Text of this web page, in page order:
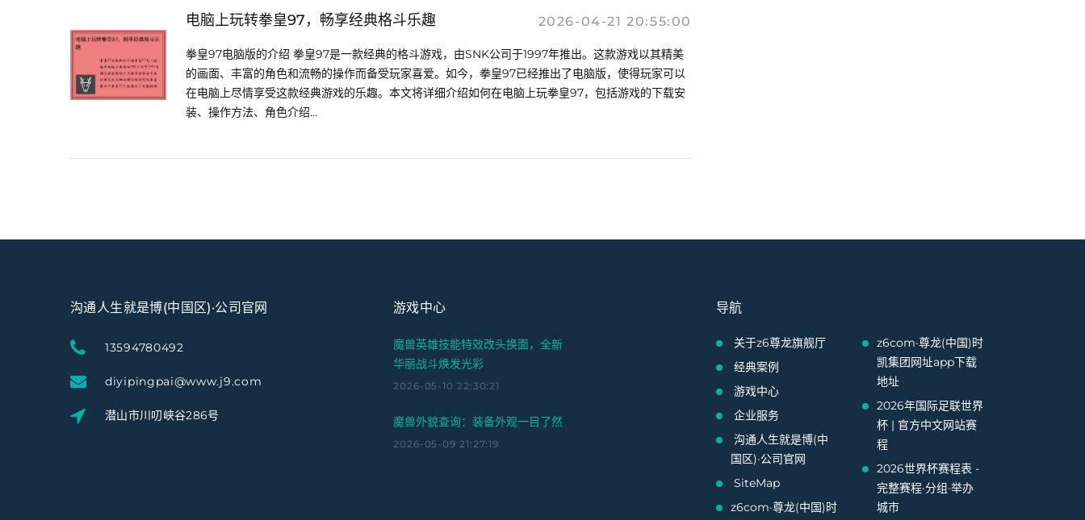
电脑上玩转拳皇97，畅享经典格斗乐趣 2026-04-21 20:55:00
拳皇97电脑版的介绍 拳皇97是一款经典的格斗游戏，由SNK公司于1997年推出。这款游戏以其精美
的画面、丰富的角色和流畅的操作而备受玩家喜爱。如今，拳皇97已经推出了电脑版，使得玩家可以
在电脑上尽情享受这款经典游戏的乐趣。本文将详细介绍如何在电脑上玩拳皇97，包括游戏的下载安
装、操作方法、角色介绍...
沟通人生就是博(中国区)·公司官网
13594780492
diyipingpai@www.j9.com
潜山市川叨峡谷286号
游戏中心
魔兽英雄技能特效改头换面，全新
华丽战斗焕发光彩
2026-05-10 22:30:21
魔兽外貌查询：装备外观一目了然
2026-05-09 21:27:19
导航
关于z6尊龙旗舰厅
经典案例
游戏中心
企业服务
沟通人生就是博(中
国区)·公司官网
SiteMap
z6com·尊龙(中国)时
z6com·尊龙(中国)时
凯集团网址app下载
地址
2026年国际足联世界
杯 | 官方中文网站赛
程
2026世界杯赛程表 -
完整赛程·分组·举办
城市